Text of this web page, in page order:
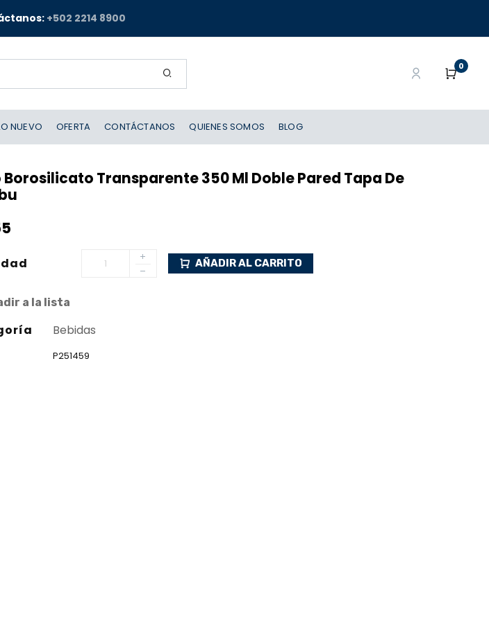
+502 2214 8900
0
NUEVO OFERTA CONTÁCTANOS QUIENES SOMOS BLOG
Borosilicato Transparente 350 Ml Doble Pared Tapa De
AÑADIR AL CARRITO
a la lista
Bebidas
P251459